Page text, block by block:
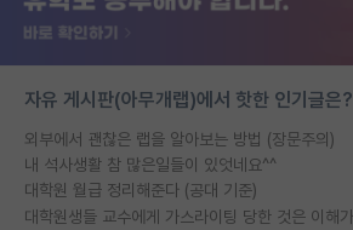
자유 게시판(아무개랩)에서 핫한 인기글은?
외부에서 괜찮은 랩을 알아보는 방법 (장문주의)
내 석사생활 참 많은일들이 있엇네요^^
대학원 월급 정리해준다 (공대 기준)